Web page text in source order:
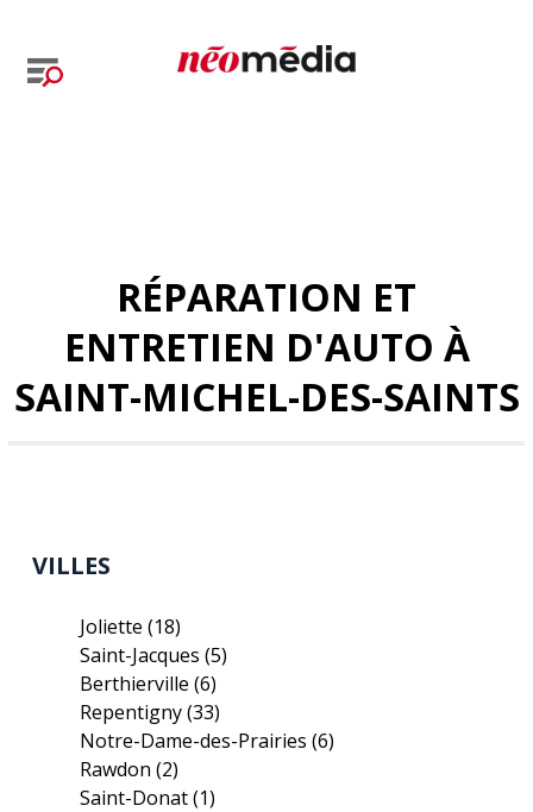
RÉPARATION ET
ENTRETIEN D'AUTO À
SAINT-MICHEL-DES-SAINTS
VILLES
Joliette(18)
Saint-Jacques(5)
Berthierville(6)
Repentigny(33)
Notre-Dame-des-Prairies(6)
Rawdon(2)
Saint-Donat(1)